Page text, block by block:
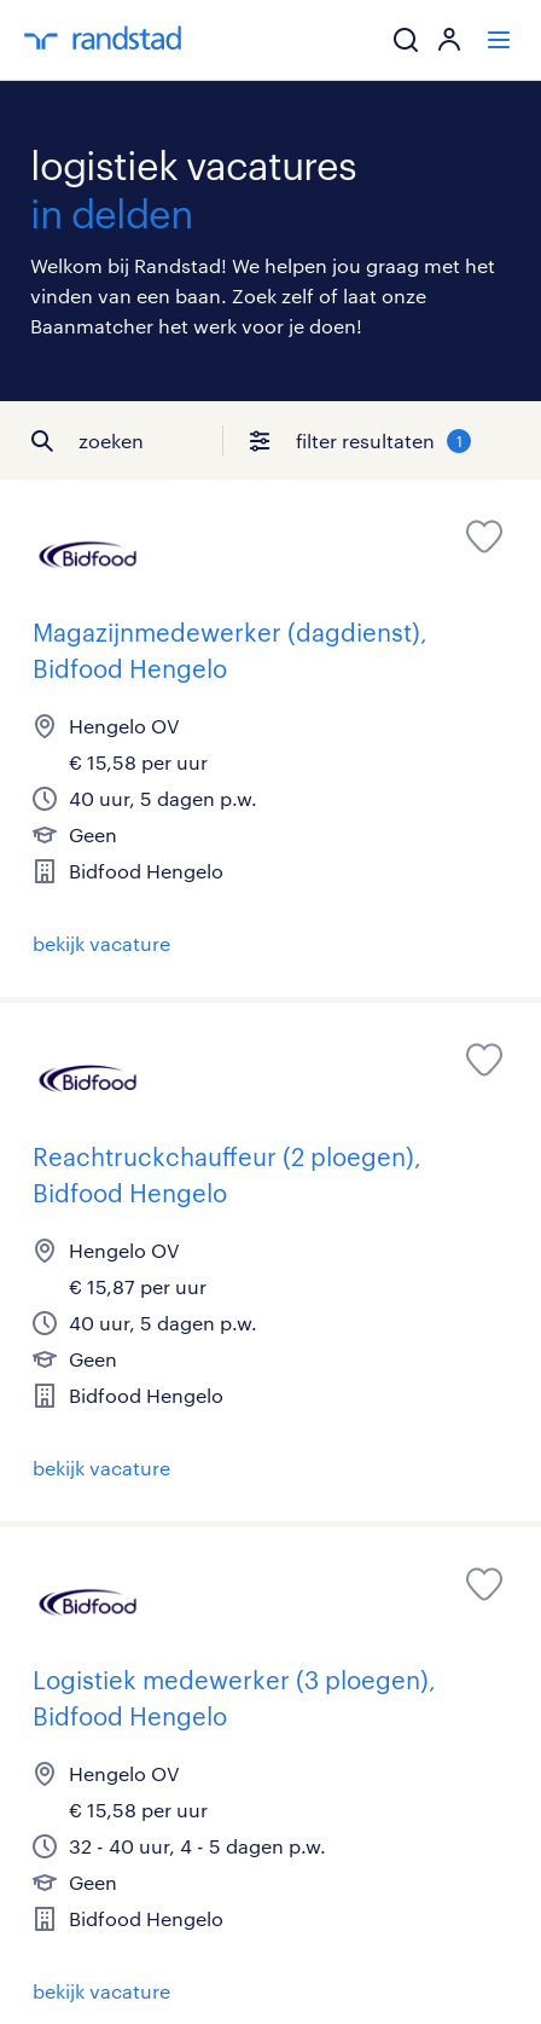
mijn carrière
over randstad
logistiek vacatures
in delden
Welkom bij Randstad! We helpen jou graag met het
vinden van een baan. Zoek zelf of laat onze
Baanmatcher het werk voor je doen!
zoeken filter resultaten 1
Magazijnmedewerker (dagdienst),
Bidfood Hengelo
Hengelo OV
€ 15,58 per uur
40 uur, 5 dagen p.w.
Geen
Bidfood Hengelo
bekijk vacature
Reachtruckchauffeur (2 ploegen),
Bidfood Hengelo
Hengelo OV
€ 15,87 per uur
40 uur, 5 dagen p.w.
Geen
Bidfood Hengelo
bekijk vacature
Logistiek medewerker (3 ploegen),
Bidfood Hengelo
Hengelo OV
€ 15,58 per uur
32 - 40 uur, 4 - 5 dagen p.w.
Geen
Bidfood Hengelo
bekijk vacature